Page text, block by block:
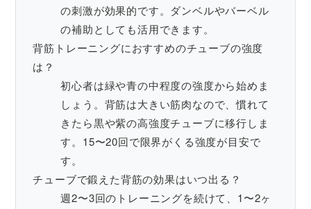
の刺激が効果的です。ダンベルやバーベル
の補助としても活用できます。
背筋トレーニングにおすすめのチューブの強度
は？
初心者は緑や青の中程度の強度から始めま
しょう。背筋は大きい筋肉なので、慣れて
きたら黒や紫の高強度チューブに移行しま
す。15〜20回で限界がくる強度が目安で
す。
チューブで鍛えた背筋の効果はいつ出る？
週2〜3回のトレーニングを続けて、1〜2ヶ